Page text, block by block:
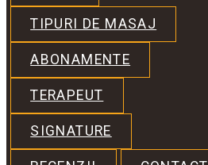
TIPURI DE MASAJ
ABONAMENTE
TERAPEUT
SIGNATURE